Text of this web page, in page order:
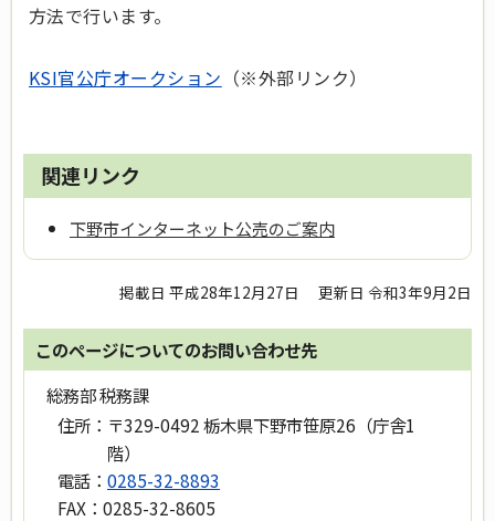
方法で行います。
KSI官公庁オークション （※外部リンク）
関連リンク
下野市インターネット公売のご案内
掲載日 平成28年12月27日 更新日 令和3年9月2日
このページについてのお問い合わせ先
総務部 税務課
住所： 〒329-0492 栃木県下野市笹原26（庁舎1
階）
電話： 0285-32-8893
FAX： 0285-32-8605